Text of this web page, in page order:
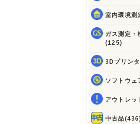
室内環境測
ガス測定・
(125)
3Dプリン
ソフトウェ
アウトレッ
中古品